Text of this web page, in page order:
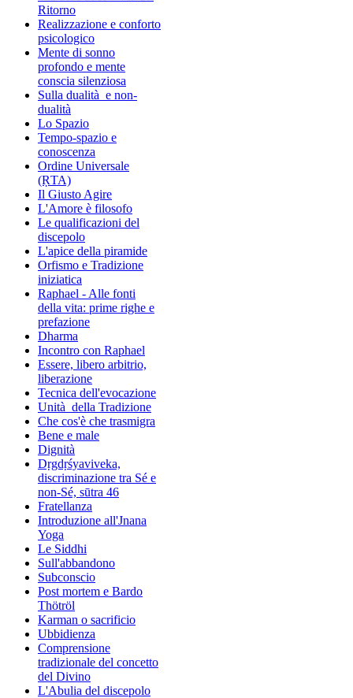
Ritorno
Realizzazione e conforto
psicologico
Mente di sonno
profondo e mente
conscia silenziosa
Sulla dualità e non-
dualità
Lo Spazio
Tempo-spazio e
conoscenza
Ordine Universale
(ṚTA)
Il Giusto Agire
L'Amore è filosofo
Le qualificazioni del
discepolo
L'apice della piramide
Orfismo e Tradizione
iniziatica
Raphael - Alle fonti
della vita: prime righe e
prefazione
Dharma
Incontro con Raphael
Essere, libero arbitrio,
liberazione
Tecnica dell'evocazione
Unità della Tradizione
Che cos'è che trasmigra
Bene e male
Dignità
Dṛgdṛśyaviveka,
discriminazione tra Sé e
non-Sé, sūtra 46
Fratellanza
Introduzione all'Jnana
Yoga
Le Siddhi
Sull'abbandono
Subconscio
Post mortem e Bardo
Thötröl
Karman o sacrificio
Ubbidienza
Comprensione
tradizionale del concetto
del Divino
L'Abulia del discepolo